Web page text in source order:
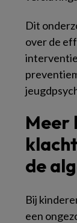
Dit
over de
Meer
de
Bij
een